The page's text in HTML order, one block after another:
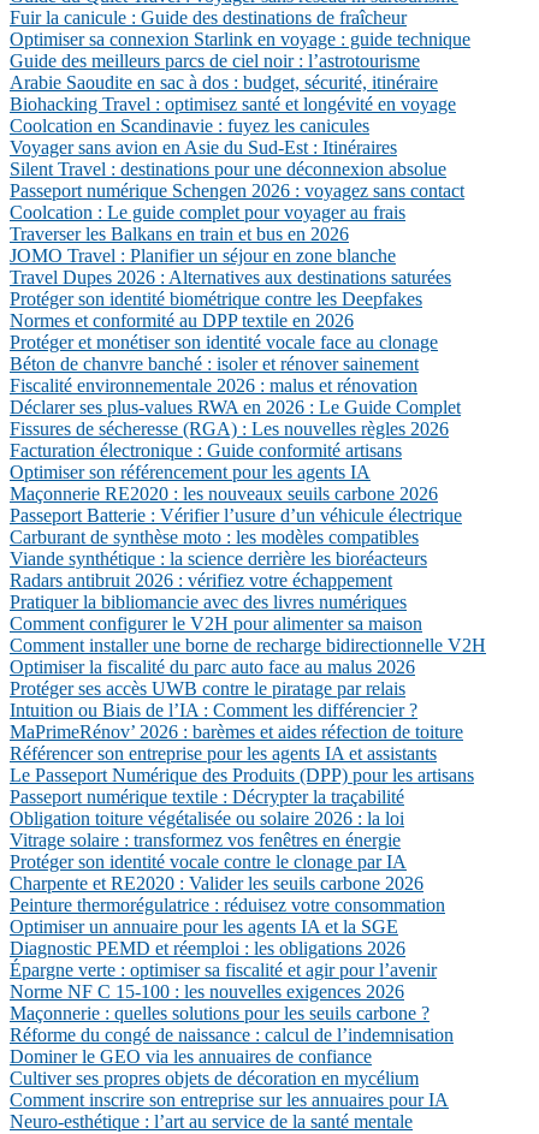
Fuir la canicule : Guide des destinations de fraîcheur
Optimiser sa connexion Starlink en voyage : guide technique
Guide des meilleurs parcs de ciel noir : l’astrotourisme
Arabie Saoudite en sac à dos : budget, sécurité, itinéraire
Biohacking Travel : optimisez santé et longévité en voyage
Coolcation en Scandinavie : fuyez les canicules
Voyager sans avion en Asie du Sud-Est : Itinéraires
Silent Travel : destinations pour une déconnexion absolue
Passeport numérique Schengen 2026 : voyagez sans contact
Coolcation : Le guide complet pour voyager au frais
Traverser les Balkans en train et bus en 2026
JOMO Travel : Planifier un séjour en zone blanche
Travel Dupes 2026 : Alternatives aux destinations saturées
Protéger son identité biométrique contre les Deepfakes
Normes et conformité au DPP textile en 2026
Protéger et monétiser son identité vocale face au clonage
Béton de chanvre banché : isoler et rénover sainement
Fiscalité environnementale 2026 : malus et rénovation
Déclarer ses plus-values RWA en 2026 : Le Guide Complet
Fissures de sécheresse (RGA) : Les nouvelles règles 2026
Facturation électronique : Guide conformité artisans
Optimiser son référencement pour les agents IA
Maçonnerie RE2020 : les nouveaux seuils carbone 2026
Passeport Batterie : Vérifier l’usure d’un véhicule électrique
Carburant de synthèse moto : les modèles compatibles
Viande synthétique : la science derrière les bioréacteurs
Radars antibruit 2026 : vérifiez votre échappement
Pratiquer la bibliomancie avec des livres numériques
Comment configurer le V2H pour alimenter sa maison
Comment installer une borne de recharge bidirectionnelle V2H
Optimiser la fiscalité du parc auto face au malus 2026
Protéger ses accès UWB contre le piratage par relais
Intuition ou Biais de l’IA : Comment les différencier ?
MaPrimeRénov’ 2026 : barèmes et aides réfection de toiture
Référencer son entreprise pour les agents IA et assistants
Le Passeport Numérique des Produits (DPP) pour les artisans
Passeport numérique textile : Décrypter la traçabilité
Obligation toiture végétalisée ou solaire 2026 : la loi
Vitrage solaire : transformez vos fenêtres en énergie
Protéger son identité vocale contre le clonage par IA
Charpente et RE2020 : Valider les seuils carbone 2026
Peinture thermorégulatrice : réduisez votre consommation
Optimiser un annuaire pour les agents IA et la SGE
Diagnostic PEMD et réemploi : les obligations 2026
Épargne verte : optimiser sa fiscalité et agir pour l’avenir
Norme NF C 15-100 : les nouvelles exigences 2026
Maçonnerie : quelles solutions pour les seuils carbone ?
Réforme du congé de naissance : calcul de l’indemnisation
Dominer le GEO via les annuaires de confiance
Cultiver ses propres objets de décoration en mycélium
Comment inscrire son entreprise sur les annuaires pour IA
Neuro-esthétique : l’art au service de la santé mentale